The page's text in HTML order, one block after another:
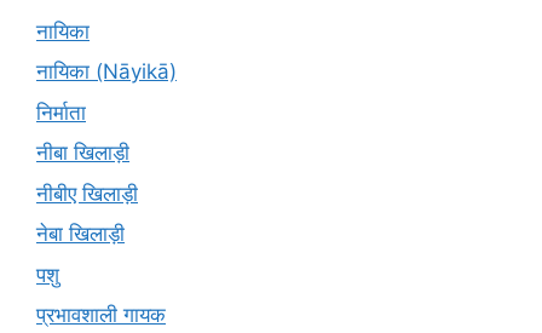
नायिका
नायिका (Nāyikā)
निर्माता
नीबा खिलाड़ी
नीबीए खिलाड़ी
नेबा खिलाड़ी
पशु
प्रभावशाली गायक